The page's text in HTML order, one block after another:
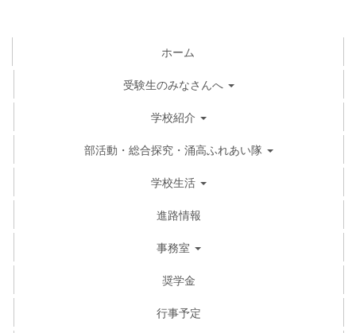
ホーム
受験生のみなさんへ
学校紹介
部活動・総合探究・涌高ふれあい隊
学校生活
進路情報
事務室
奨学金
行事予定